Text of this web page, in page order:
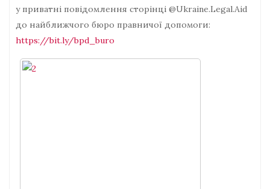
у приватні повідомлення сторінці @Ukraine.Legal.Aid
до найближчого бюро правничої допомоги:
https://bit.ly/bpd_buro